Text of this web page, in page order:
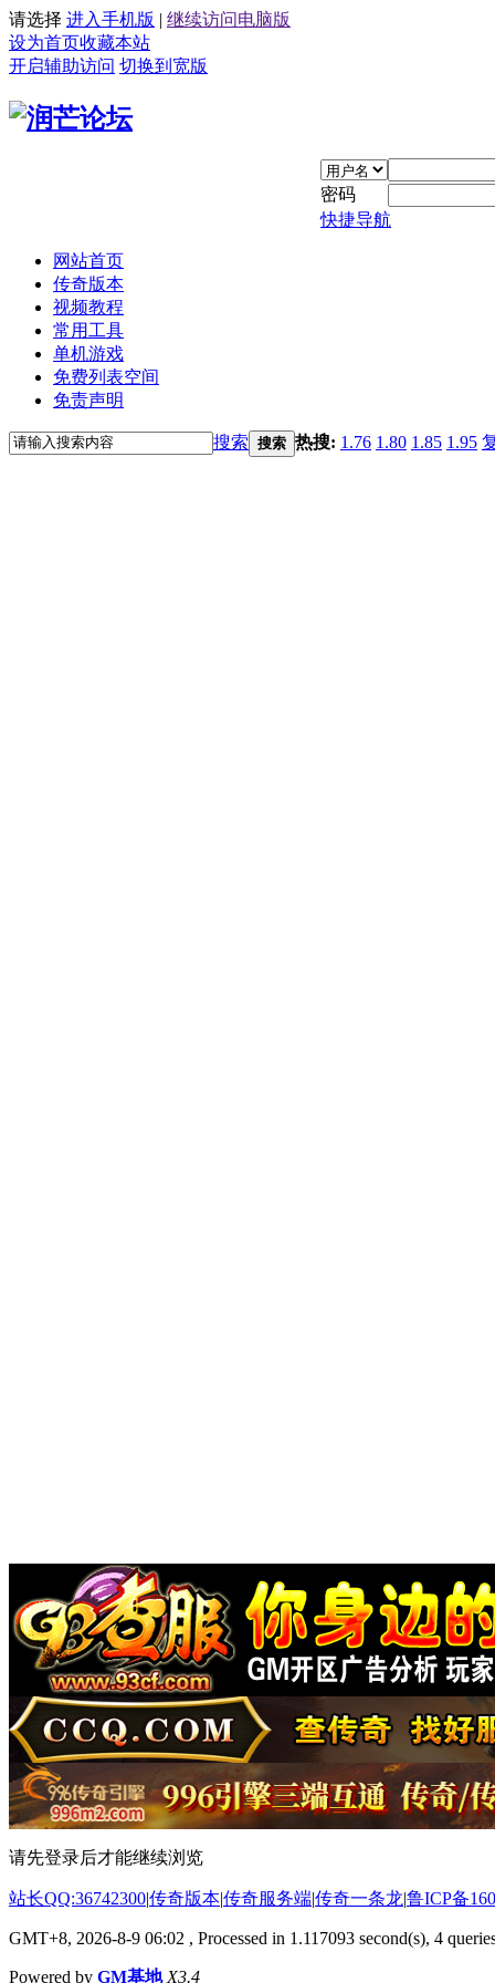
请选择 进入手机版 | 继续访问电脑版
设为首页收藏本站
开启辅助访问 切换到宽版
密码
快捷导航
网站首页
传奇版本
视频教程
常用工具
单机游戏
免费列表空间
免责声明
搜索 搜索 热搜: 1.76 1.80 1.85 1.95
请先登录后才能继续浏览
站长QQ:36742300|传奇版本|传奇服务端|传奇一条龙|鲁ICP备
GMT+8, 2026-8-9 06:02 , Processed in 1.117093 second(s), 4
Powered by GM基地 X3.4